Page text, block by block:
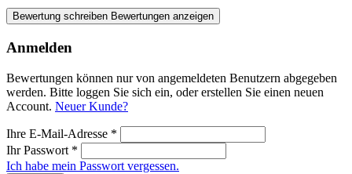
Bewertung schreiben Bewertungen anzeigen
Anmelden
Bewertungen können nur von angemeldeten Benutzern abgegeben
werden. Bitte loggen Sie sich ein, oder erstellen Sie einen neuen
Account. Neuer Kunde?
Ihre E-Mail-Adresse *
Ihr Passwort *
Ich habe mein Passwort vergessen.